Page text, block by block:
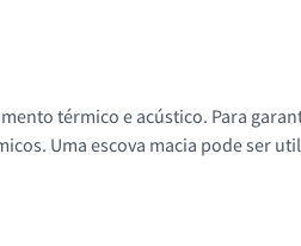
térmico e acústico. Para
Uma escova macia pode ser